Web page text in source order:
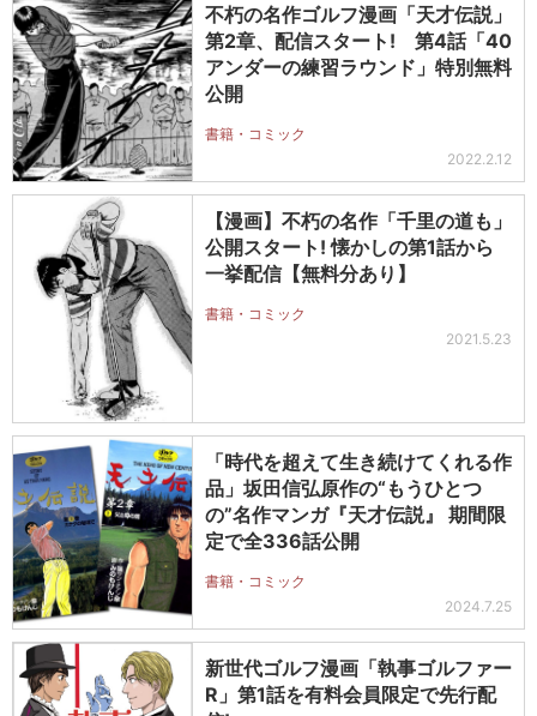
不朽の名作ゴルフ漫画「天才伝説」
第2章、配信スタート! 第4話「40
アンダーの練習ラウンド」特別無料
公開
書籍・コミック
2022.2.12
【漫画】不朽の名作「千里の道も」
公開スタート! 懐かしの第1話から
一挙配信【無料分あり】
書籍・コミック
2021.5.23
「時代を超えて生き続けてくれる作
品」坂田信弘原作の“もうひとつ
の”名作マンガ『天才伝説』 期間限
定で全336話公開
書籍・コミック
2024.7.25
新世代ゴルフ漫画「執事ゴルファー
R」第1話を有料会員限定で先行配